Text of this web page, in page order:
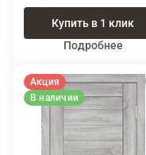
Купить в 1 клик
Подробнее
Акция
В наличии